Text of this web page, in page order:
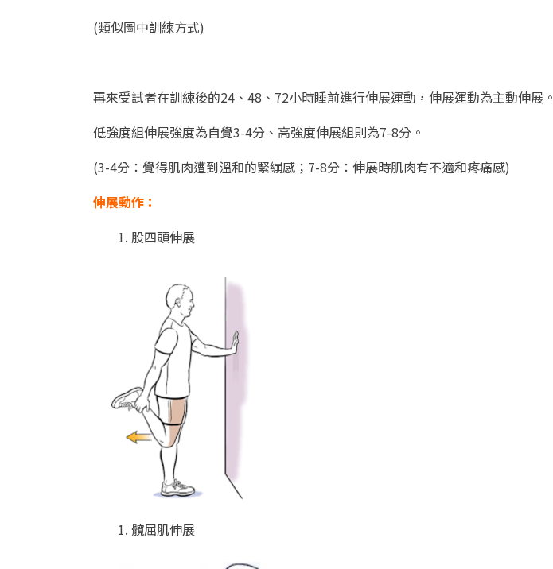
(類似圖中訓練方式)
再來受試者在訓練後的24、48、72小時睡前進行伸展運動， 伸展運動為主動伸展。
低強度組伸展強度為自覺3-4分、高強度伸展組則為7-8分。
(3-4分：覺得肌肉遭到溫和的緊繃感；7-8分：伸展時肌肉有不適和疼痛感)
伸展動作：
股四頭伸展
髖屈肌伸展